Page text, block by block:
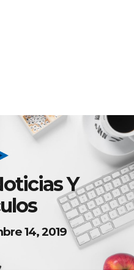
Y
14, 2019